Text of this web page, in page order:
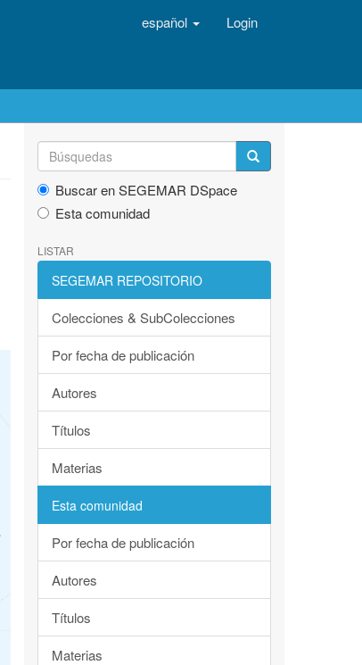
español Login
Buscar en SEGEMAR DSpace
Esta comunidad
LISTAR
SEGEMAR REPOSITORIO
Colecciones & SubColecciones
Por fecha de publicación
Autores
Títulos
Materias
Esta comunidad
Por fecha de publicación
Autores
Títulos
Materias